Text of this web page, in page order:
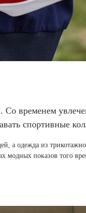
Со временем
спортивные
а одежда из
модных показов того